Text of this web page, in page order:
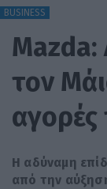
BUSINESS
τον
αγορές
Η αδύναμη
από την